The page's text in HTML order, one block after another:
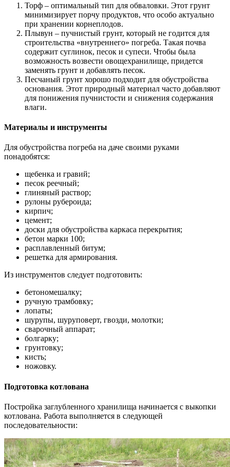
Торф – оптимальный тип для обваловки. Этот грунт
минимизирует порчу продуктов, что особо актуально
при хранении корнеплодов.
Плывун – пучнистый грунт, который не годится для
строительства «внутреннего» погреба. Такая почва
содержит суглинок, песок и супеси. Чтобы была
возможность возвести овощехранилище, придется
заменять грунт и добавлять песок.
Песчаный грунт хорошо подходит для обустройства
основания. Этот природный материал часто добавляют
для понижения пучнистости и снижения содержания
влаги.
Материалы и инструменты
Для обустройства погреба на даче своими руками
понадобятся:
щебенка и гравий;
песок реечный;
глиняный раствор;
рулоны рубероида;
кирпич;
цемент;
доски для обустройства каркаса перекрытия;
бетон марки 100;
расплавленный битум;
решетка для армирования.
Из инструментов следует подготовить:
бетономешалку;
ручную трамбовку;
лопаты;
шурупы, шуруповерт, гвозди, молотки;
сварочный аппарат;
болгарку;
грунтовку;
кисть;
ножовку.
Подготовка котлована
Постройка заглубленного хранилища начинается с выкопки
котлована. Работа выполняется в следующей
последовательности: